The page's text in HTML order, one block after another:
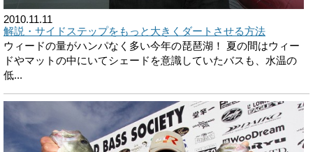
2010.11.11
解説・サイドステップをもっと大きくダートさせる方法
ウィードの量がハンパなく多い今年の琵琶湖！ 夏の間はウィー
ドやマットの中にいてシェードを意識していたバスも、水温の
低...